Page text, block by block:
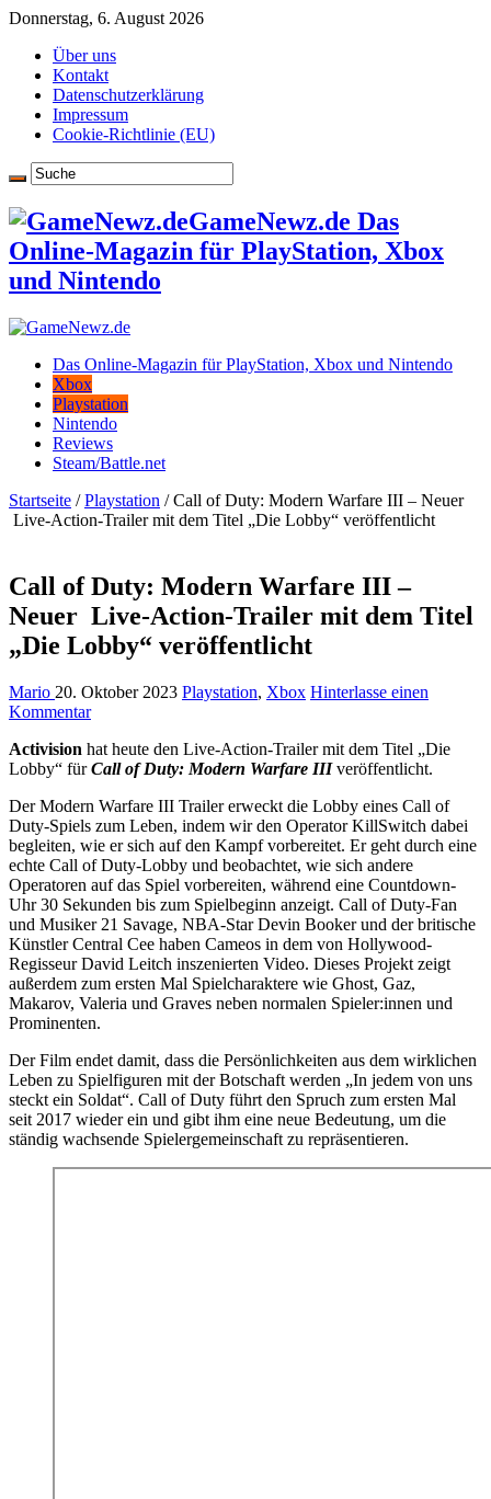
Donnerstag, 6. August 2026
Über uns
Kontakt
Datenschutzerklärung
Impressum
Cookie-Richtlinie (EU)
GameNewz.de Das
Online-Magazin für PlayStation, Xbox
und Nintendo
Das Online-Magazin für PlayStation, Xbox und Nintendo
Xbox
Playstation
Nintendo
Reviews
Steam/Battle.net
Startseite / Playstation / Call of Duty: Modern Warfare III – Neuer
Live-Action-Trailer mit dem Titel „Die Lobby“ veröffentlicht
Call of Duty: Modern Warfare III –
Neuer Live-Action-Trailer mit dem Titel
„Die Lobby“ veröffentlicht
Mario 20. Oktober 2023 Playstation, Xbox Hinterlasse einen
Kommentar
Activision hat heute den Live-Action-Trailer mit dem Titel „Die
Lobby“ fürCall of Duty: Modern Warfare IIIveröffentlicht.
Der Modern Warfare III Trailer erweckt die Lobby eines Call of
Duty-Spiels zum Leben, indem wir den Operator KillSwitch dabei
begleiten, wie er sich auf den Kampf vorbereitet. Er geht durch eine
echte Call of Duty-Lobby und beobachtet, wie sich andere
Operatoren auf das Spiel vorbereiten, während eine Countdown-
Uhr 30 Sekunden bis zum Spielbeginn anzeigt. Call of Duty-Fan
und Musiker 21 Savage, NBA-Star Devin Booker und der britische
Künstler Central Cee haben Cameos in dem von Hollywood-
Regisseur David Leitch inszenierten Video. Dieses Projekt zeigt
außerdem zum ersten Mal Spielcharaktere wie Ghost, Gaz,
Makarov, Valeria und Graves neben normalen Spieler:innen und
Prominenten.
Der Film endet damit, dass die Persönlichkeiten aus dem wirklichen
Leben zu Spielfiguren mit der Botschaft werden „In jedem von uns
steckt ein Soldat“. Call of Duty führt den Spruch zum ersten Mal
seit 2017 wieder ein und gibt ihm eine neue Bedeutung, um die
ständig wachsende Spielergemeinschaft zu repräsentieren.